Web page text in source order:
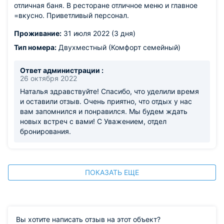
отличная баня. В ресторане отличное меню и главное
=вкусно. Приветливый персонал.
Проживание: 31 июля 2022 (3 дня)
Тип номера: Двухместный (Комфорт семейный)
Ответ администрации :
26 октября 2022
Наталья здравствуйте! Спасибо, что уделили время
и оставили отзыв. Очень приятно, что отдых у нас
вам запомнился и понравился. Мы будем ждать
новых встреч с вами! С Уважением, отдел
бронирования.
ПОКАЗАТЬ ЕЩЕ
Вы хотите написать отзыв на этот объект?